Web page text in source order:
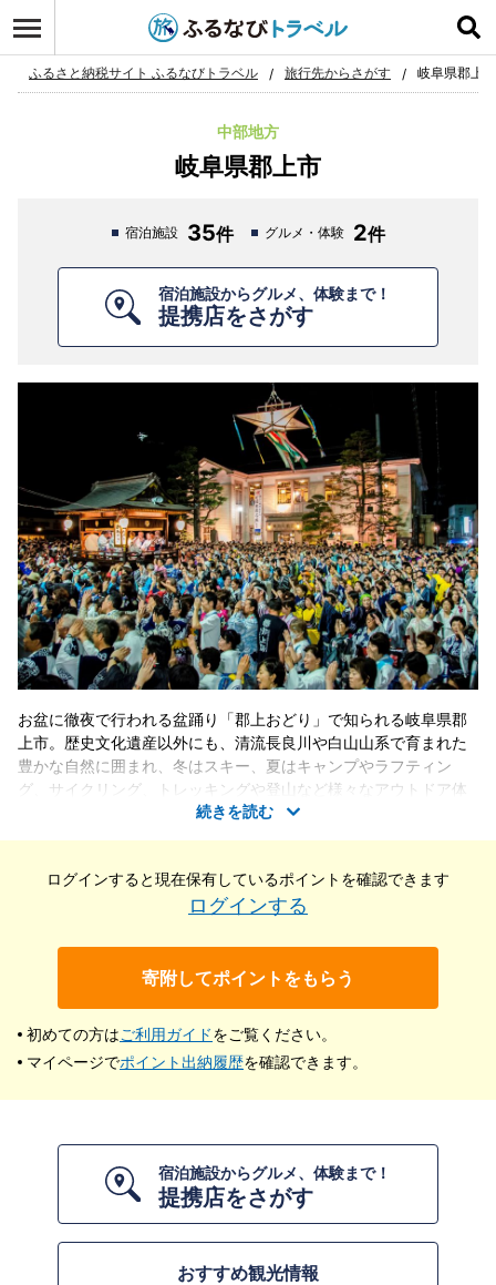
お気に入り
ふるさと納税サイト ふるなびトラベル 旅行先からさがす 岐阜県郡上
中部地方
岐阜県郡上市
宿泊施設 35 グルメ・体験 2
宿泊施設からグルメ、体験まで！
提携店をさがす
お盆に徹夜で行われる盆踊り「郡上おどり」で知られる岐阜県郡
上市。歴史文化遺産以外にも、清流長良川や白山山系で育まれた
豊かな自然に囲まれ、冬はスキー、夏はキャンプやラフティン
グ、サイクリング、トレッキングや登山など様々なアウトドア体
験ができ、年間を通じて多くの人が訪れます。 ぜひ「ふるなびト
続きを読む
ログインすると現在保有しているポイントを確認できます
ログインする
寄附してポイントをもらう
初めての方はご利用ガイドをご覧ください。
マイページでポイント出納履歴を確認できます。
宿泊施設からグルメ、体験まで！
提携店をさがす
おすすめ観光情報